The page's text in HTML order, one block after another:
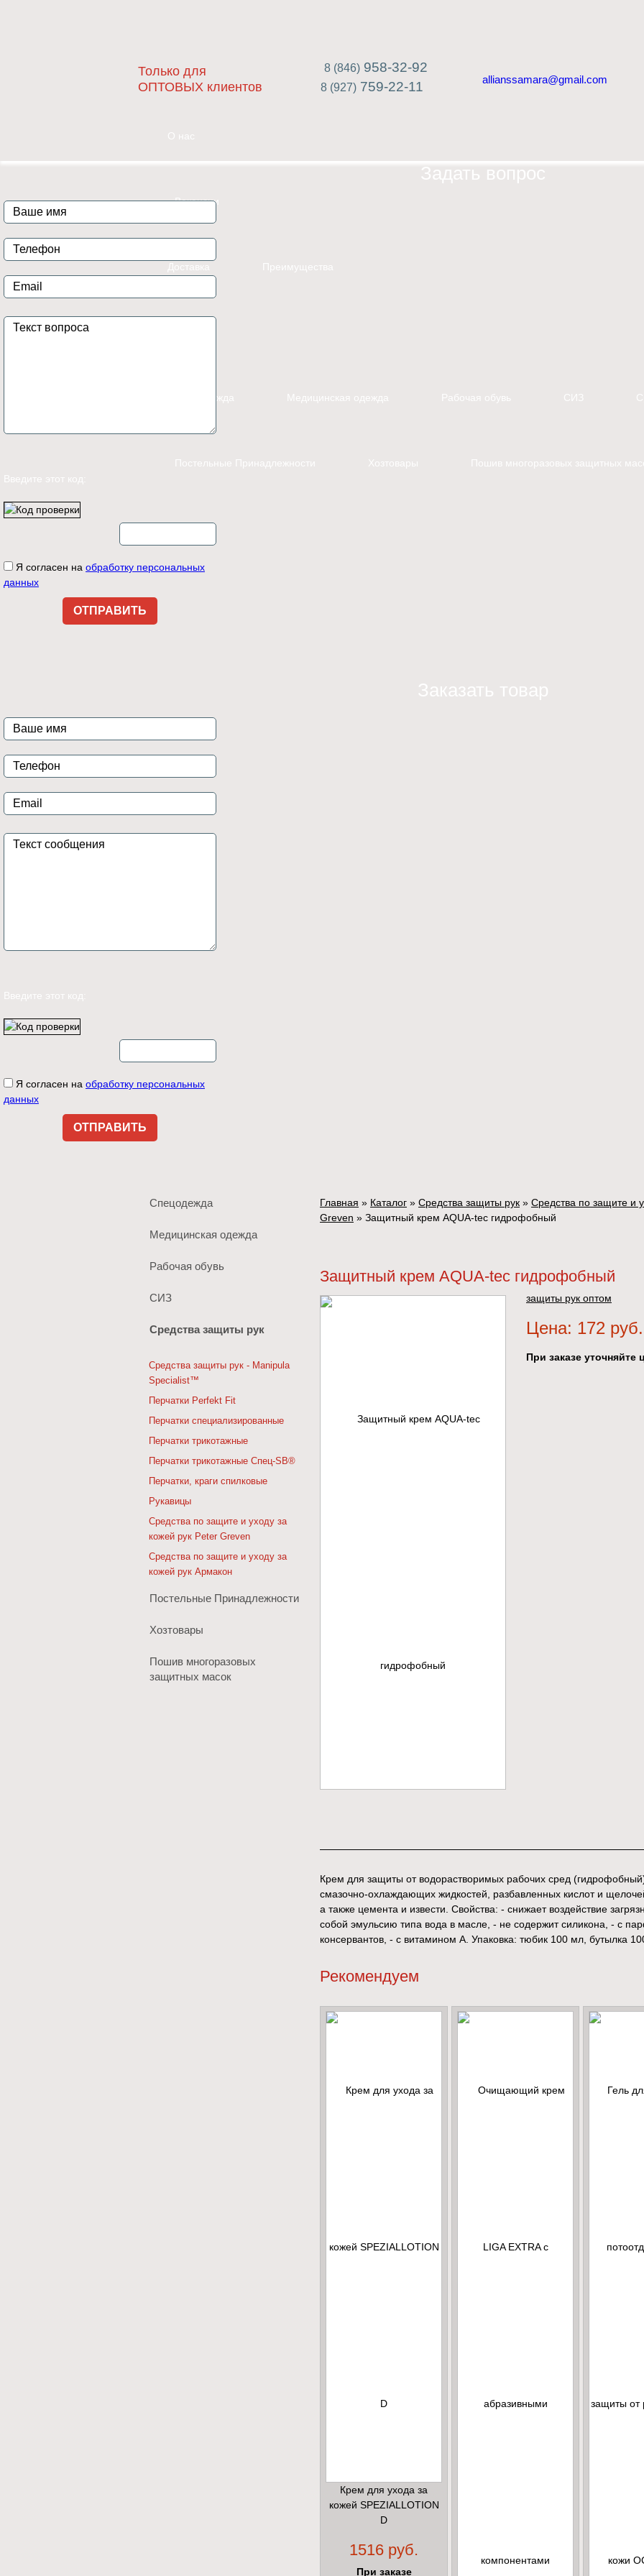
Только для
ОПТОВЫХ клиентов
8 (846) 958-32-92
8 (927) 759-22-11 allianssamara@gmail.com
О нас
Вакансии
Доставка Преимущества
Спецодежда Медицинская одежда Рабочая обувь СИЗ
Постельные Принадлежности Хозтовары Пошив многоразовых защитных
Задать вопрос
Введите этот код:
Я согласен на обработку персональных
данных
Заказать товар
Введите этот код:
Я согласен на обработку персональных
данных
Спецодежда
Медицинская одежда
Рабочая обувь
СИЗ
Средства защиты рук
Средства защиты рук - Manipula
Specialist™
Перчатки Perfekt Fit
Перчатки специализированные
Перчатки трикотажные
Перчатки трикотажные Спец-SB®
Перчатки, краги спилковые
Рукавицы
Средства по защите и уходу за
кожей рук Peter Greven
Средства по защите и уходу за
кожей рук Армакон
Постельные Принадлежности
Хозтовары
Пошив многоразовых
защитных масок
Главная » Каталог » Средства защиты рук » Средства по защите и
Greven » Защитный крем AQUA-tec гидрофобный
Защитный крем AQUA-tec гидрофобный
защиты рук оптом
Цена: 172 руб.
При заказе уточняйте
Крем для защиты от водорастворимых рабочих сред
смазочно-охлаждающих жидкостей, разбавленных кислот и
а также цемента и извести. Свойства: - снижает воздействие
собой эмульсию типа вода в масле, - не содержит силикона, - с
консервантов, - с витамином А. Упаковка: тюбик 100 мл, бутылка
Рекомендуем
Крем для ухода за
кожей SPEZIALLOTION
D
1516 руб.
При заказе